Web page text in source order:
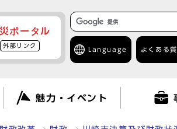
ポータル
外部リンク
Language よくある
魅力・イベント